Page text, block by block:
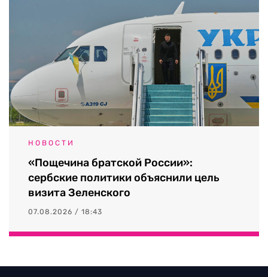
НОВОСТИ
«Пощечина братской России»:
сербские политики объяснили цель
визита Зеленского
07.08.2026 / 18:43